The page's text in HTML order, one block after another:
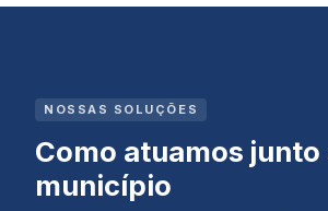
NOSSAS SOLUÇÕES
Como atuamos junto
município